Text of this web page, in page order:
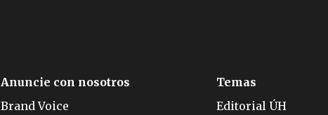
Anuncie con nosotros
Brand Voice
Temas
Editorial ÚH